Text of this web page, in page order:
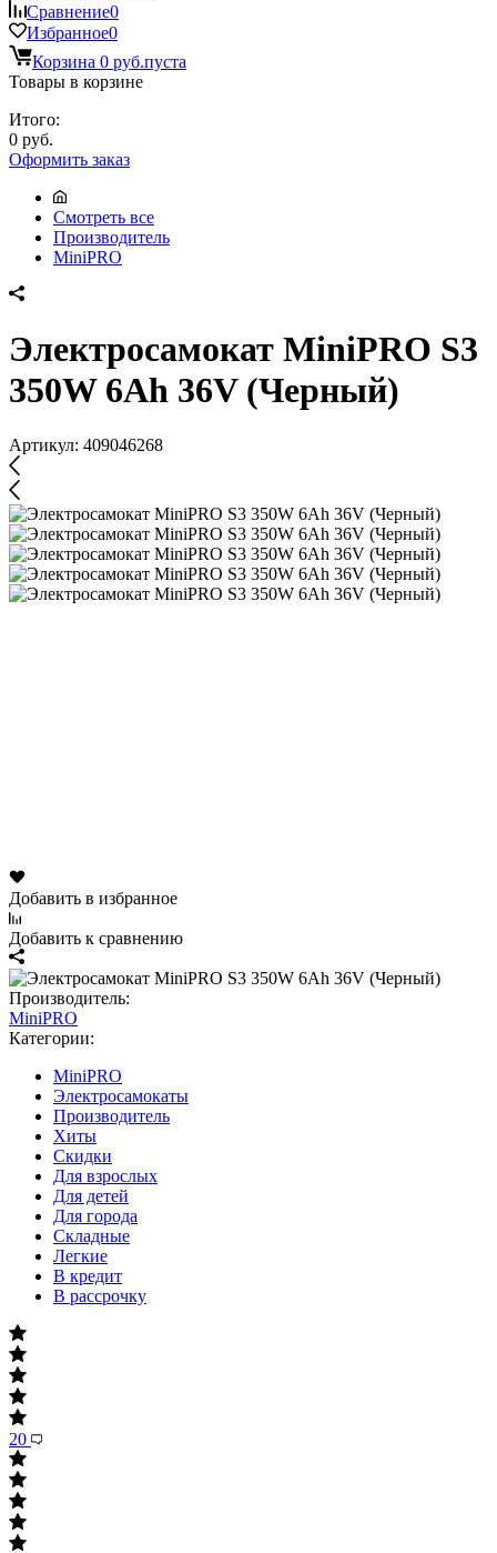
Сравнение0
Избранное0
Корзина 0 руб.пуста
Товары в корзине
Итого:
0 руб.
Оформить заказ
Смотреть все
Производитель
MiniPRO
Электросамокат MiniPRO S3
350W 6Ah 36V (Черный)
Артикул: 409046268
Добавить в избранное
Добавить к сравнению
Производитель:
MiniPRO
Категории:
MiniPRO
Электросамокаты
Производитель
Хиты
Скидки
Для взрослых
Для детей
Для города
Складные
Легкие
В кредит
В рассрочку
20